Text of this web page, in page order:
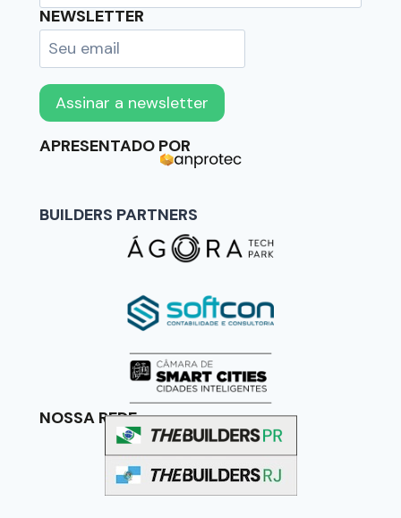
NEWSLETTER
APRESENTADO POR
BUILDERS PARTNERS
NOSSA REDE